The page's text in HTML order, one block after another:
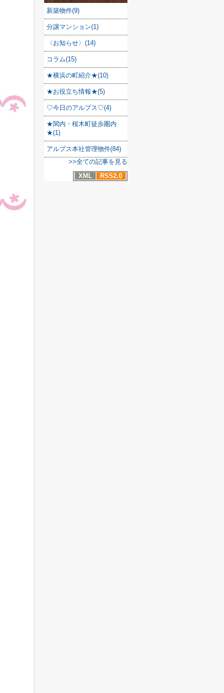
新築物件(9)
分譲マンション(1)
〈お知らせ〉(14)
コラム(15)
★横浜の町紹介★(10)
★お役立ち情報★(5)
♡今日のアルプス♡(4)
★関内・桜木町徒歩圏内
★(1)
アルプス本社管理物件(84)
>>全ての記事を見る
XML
RSS2.0